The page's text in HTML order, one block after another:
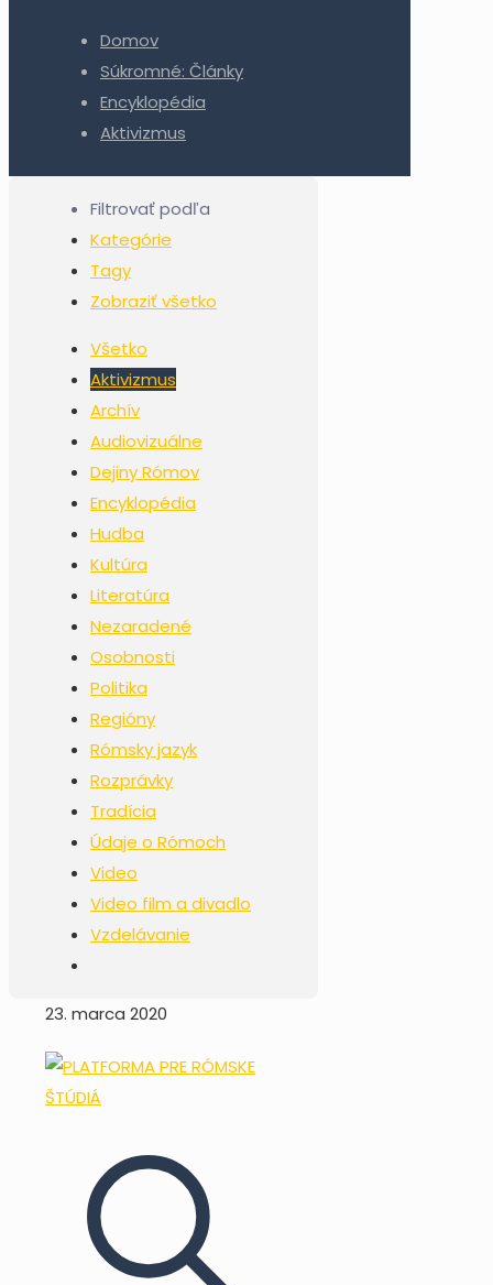
Domov
Súkromné: Články
Encyklopédia
Aktivizmus
Filtrovať podľa
Kategórie
Tagy
Zobraziť všetko
Všetko
Aktivizmus
Archív
Audiovizuálne
Dejiny Rómov
Encyklopédia
Hudba
Kultúra
Literatúra
Nezaradené
Osobnosti
Politika
Regióny
Rómsky jazyk
Rozprávky
Tradícia
Údaje o Rómoch
Video
Video film a divadlo
Vzdelávanie
23. marca 2020